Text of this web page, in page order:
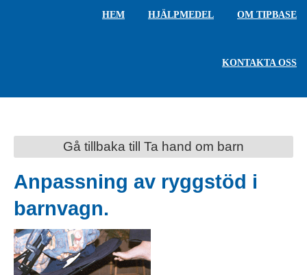
HEM HJÄLPMEDEL OM TIPBASE
KONTAKTA OSS
Gå tillbaka till Ta hand om barn
Anpassning av ryggstöd i
barnvagn.